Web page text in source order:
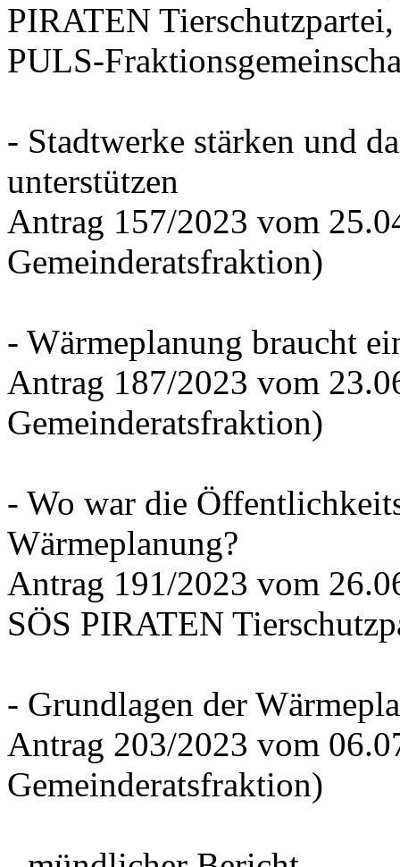
PIRATEN Tierschutzpartei,
PULS-
- Stadtwerke stärken und
unterstützen
Antrag 157/2023 vom
Gemeinderatsfraktion)
- Wärmeplanung braucht
Antrag 187/2023 vom
Gemeinderatsfraktion)
- Wo war die
Wärmeplanung?
Antrag 191/2023 vom
SÖS PIRATEN
- Grundlagen der
Antrag 203/2023 vom
Gemeinderatsfraktion)